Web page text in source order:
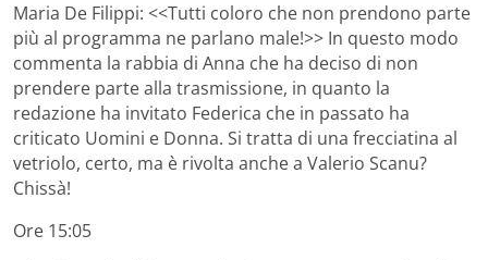
Maria De Filippi: <<Tutti coloro che non prendono parte
più al programma ne parlano male!>> In questo modo
commenta la rabbia di Anna che ha deciso di non
prendere parte alla trasmissione, in quanto la
redazione ha invitato Federica che in passato ha
criticato Uomini e Donna. Si tratta di una frecciatina al
vetriolo, certo, ma è rivolta anche a Valerio Scanu?
Chissà!
Ore 15:05